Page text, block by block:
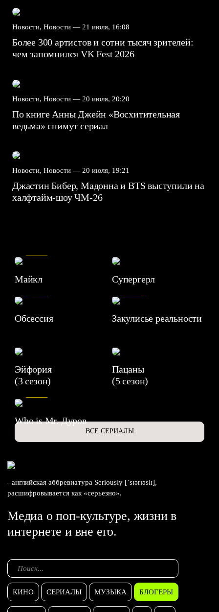
Новости, Новости — 21 июля, 16:08
Более 300 артистов и сотни тысяч зрителей:
чем запомнился VK Fest 2026
Новости, Новости — 20 июля, 20:20
По книге Анны Джейн «Восхитительная
ведьма» снимут сериал
Новости, Новости — 20 июля, 19:21
Джастин Бибер, Мадонна и BTS выступили на
халфтайм-шоу ЧМ-26
Майкл Супергерл
8.2
Обсессия
7.1
Закулисье реальности
Эйфория
(3 сезон)
Пацаны
(5 сезон)
Who is Mr. Дуров
ВСЕ СЕРИАЛЫ
- английская аббревиатура Seriously [ˈsɪərɪəslɪ],
расшифровывается как «серьезно».
Медиа о поп-культуре, жизни в
интернете и вне его.
КИНО СЕРИАЛЫ МУЗЫКА БЛОГЕРЫ